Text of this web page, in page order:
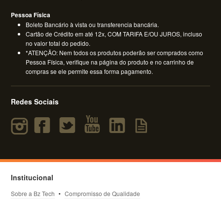
Pessoa Física
Boleto Bancário à vista ou transferencia bancária.
Cartão de Crédito em até 12x, COM TARIFA E/OU JUROS, incluso
no valor total do pedido.
*ATENÇÃO: Nem todos os produtos poderão ser comprados como
Pessoa Física, verifique na página do produto e no carrinho de
compras se ele permite essa forma pagamento.
Redes Sociais
Institucional
Sobre a Bz Tech
Compromisso de Qualidade